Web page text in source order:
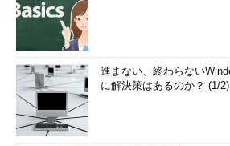
進まない、終わらない
に解決策はあるのか？ (1/2)